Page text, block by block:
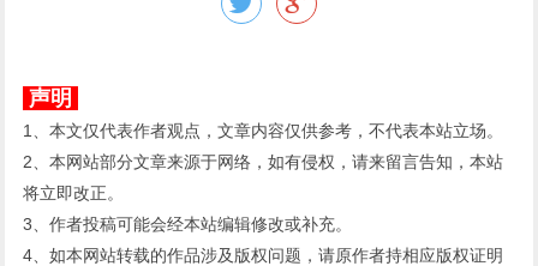
声明
1、本文仅代表作者观点，文章内容仅供参考，不代表本站立场。
2、本网站部分文章来源于网络，如有侵权，请来留言告知，本站
将立即改正。
3、作者投稿可能会经本站编辑修改或补充。
4、如本网站转载的作品涉及版权问题，请原作者持相应版权证明